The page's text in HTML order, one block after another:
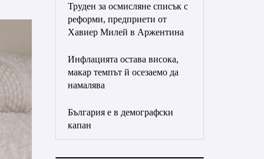
Труден за осмисляне списък с
реформи, предприети от
Хавиер Милей в Аржентина
Инфлацията остава висока,
макар темпът й осезаемо да
намалява
България е в демографски
капан